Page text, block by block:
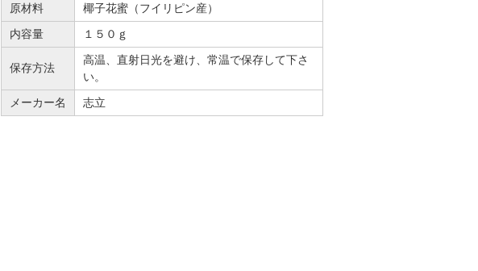
原材料
椰子花蜜（フイリピン産）
内容量
１５０ｇ
保存方法
高温、直射日光を避け、常温で保存して下さ
い。
メーカー名
志立